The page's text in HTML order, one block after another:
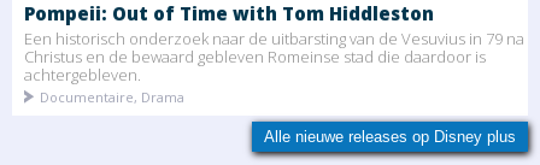
Pompeii: Out of Time with Tom Hiddleston
Een historisch onderzoek naar de uitbarsting van de Vesuvius in 79 na
Christus en de bewaard gebleven Romeinse stad die daardoor is
achtergebleven.
Documentaire, Drama
Alle nieuwe releases op Disney plus